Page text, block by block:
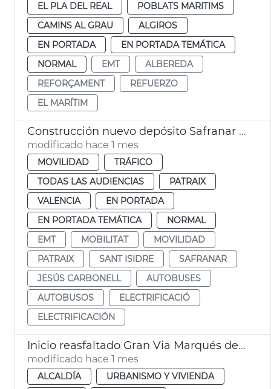
EL PLA DEL REAL
POBLATS MARITIMS
CAMINS AL GRAU
ALGIROS
EN PORTADA
EN PORTADA TEMÁTICA
NORMAL
EMT
ALBEREDA
REFORÇAMENT
REFUERZO
EL MARÍTIM
Construcción nuevo depósito Safranar EMT València
modificado hace 1 mes
MOVILIDAD
TRÁFICO
TODAS LAS AUDIENCIAS
PATRAIX
VALENCIA
EN PORTADA
EN PORTADA TEMÁTICA
NORMAL
EMT
MOBILITAT
MOVILIDAD
PATRAIX
SANT ISIDRE
SAFRANAR
JESÚS CARBONELL
AUTOBUSES
AUTOBUSOS
ELECTRIFICACIÓ
ELECTRIFICACIÓN
Inicio reasfaltado Gran Via Marqués del Túria
modificado hace 1 mes
ALCALDÍA
URBANISMO Y VIVIENDA